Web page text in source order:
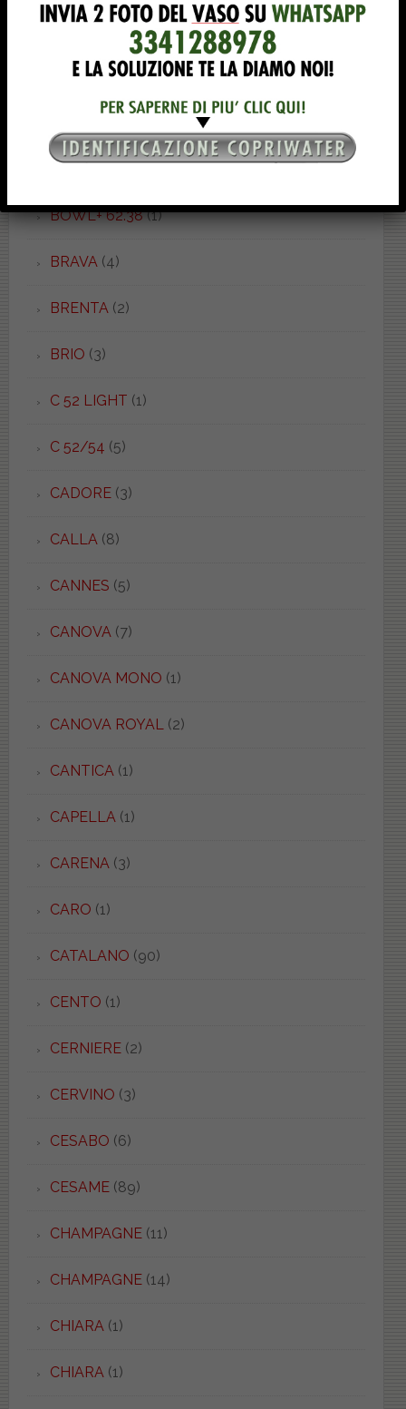
BOWL 50.37(1)
BOWL 52.55(1)
BOWL+ 55.38(2)
BOWL+ 62.38(1)
BRAVA(4)
BRENTA(2)
BRIO (3)
C 52 LIGHT (1)
C 52/54 (5)
CADORE(3)
CALLA(8)
CANNES (5)
CANOVA(7)
CANOVA MONO (1)
CANOVA ROYAL(2)
CANTICA(1)
CAPELLA(1)
CARENA(3)
CARO (1)
CATALANO (90)
CENTO (1)
CERNIERE(2)
CERVINO (3)
CESABO (6)
CESAME(89)
CHAMPAGNE(11)
CHAMPAGNE(14)
CHIARA(1)
CHIARA(1)